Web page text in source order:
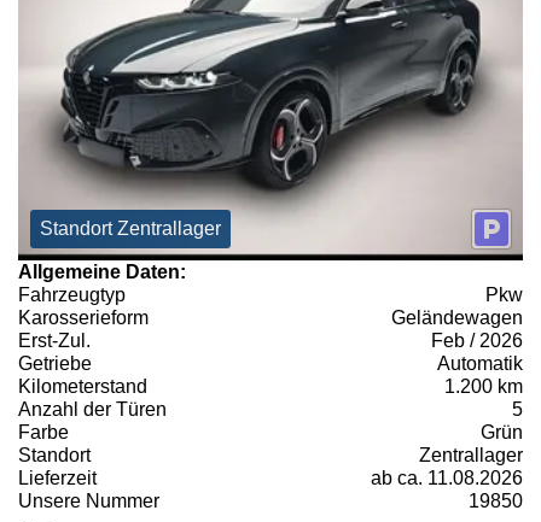
Standort Zentrallager
Allgemeine Daten:
Fahrzeugtyp
Pkw
Karosserieform
Geländewagen
Erst-Zul.
Feb / 2026
Getriebe
Automatik
Kilometerstand
1.200 km
Anzahl der Türen
5
Farbe
Grün
Standort
Zentrallager
Lieferzeit
ab ca. 11.08.2026
Unsere Nummer
19850